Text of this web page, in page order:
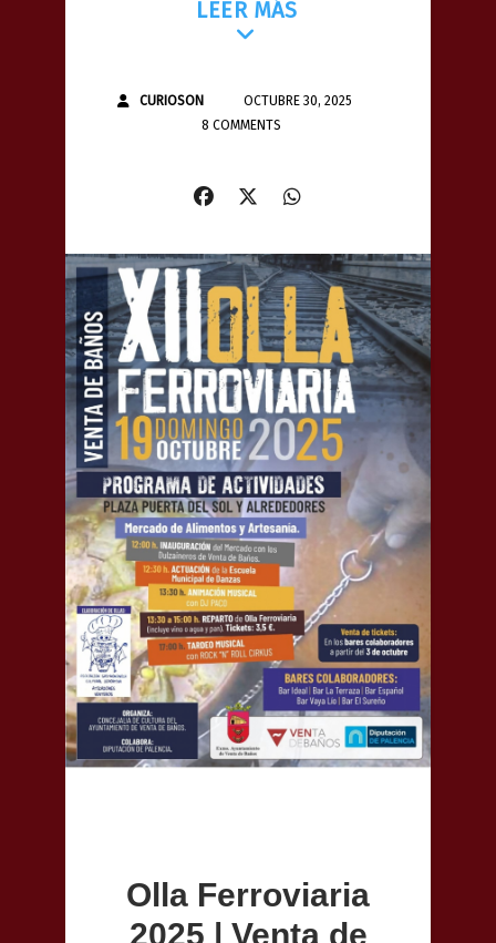
LEER MÁS
CURIOSON
OCTUBRE 30, 2025
8 COMMENTS
Olla Ferroviaria
2025 | Venta de